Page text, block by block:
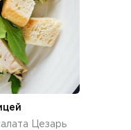
Цезарь